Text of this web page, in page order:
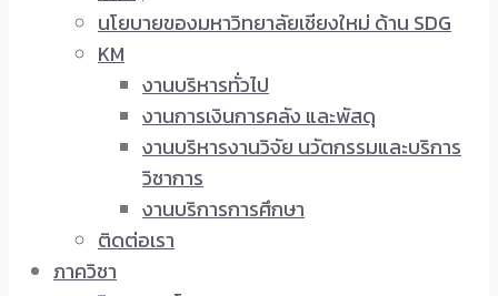
นโยบายของมหาวิทยาลัยเชียงใหม่ ด้าน SDG
KM
งานบริหารทั่วไป
งานการเงินการคลัง และพัสดุ
งานบริหารงานวิจัย นวัตกรรมและบริการ
วิชาการ
งานบริการการศึกษา
ติดต่อเรา
ภาควิชา